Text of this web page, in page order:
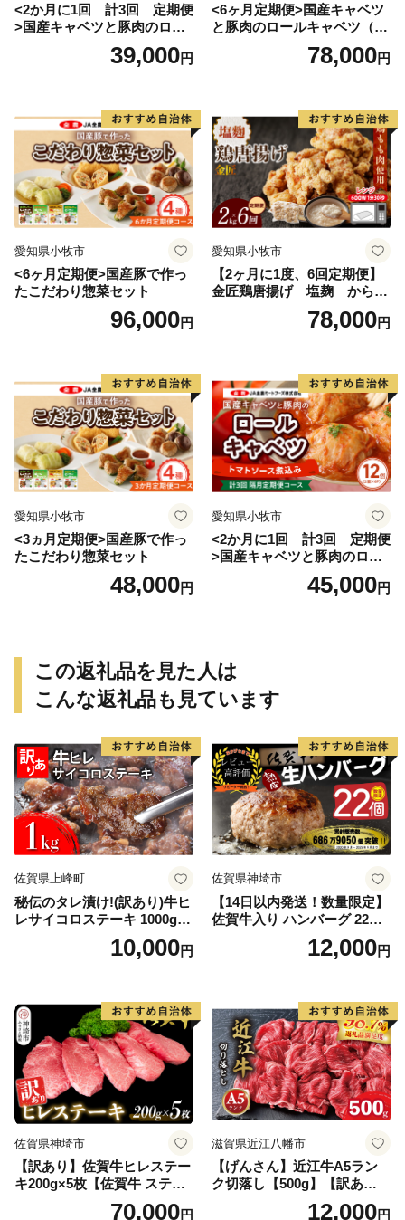
<2か月に1回 計3回 定期便
>国産キャベツと豚肉のロー
ルキャベツ（4P入り）
39,000円
<6ヶ月定期便>国産キャベツ
と豚肉のロールキャベツ（4P
78,000円
愛知県小牧市
<6ヶ月定期便>国産豚で作っ
たこだわり惣菜セット
96,000円
愛知県小牧市
【2ヶ月に1度、6回定期便】
金匠鶏唐揚げ 塩麹 からあ
78,000円
愛知県小牧市
<3ヵ月定期便>国産豚で作っ
たこだわり惣菜セット
48,000円
愛知県小牧市
<2か月に1回 計3回 定期便
>国産キャベツと豚肉のロー
ルキャベツ（6P入り）
45,000円
この返礼品を見た人は
こんな返礼品も見ています
佐賀県上峰町
秘伝のタレ漬け!(訳あり)牛ヒ
レサイコロステーキ 1000g
10,000円
佐賀県神埼市
【14日以内発送！数量限定】
佐賀牛入り ハンバーグ 22個
2.6kg(120g×22個)【佐賀牛
黒毛和牛 ブランド牛 九州 ハ
気】(H083106)
12,000円
佐賀県神埼市
【訳あり】佐賀牛ヒレステー
キ200g×5枚【佐賀牛 ステー
キ ブランド肉 ヒレ肉 フィレ
70,000円
滋賀県近江八幡市
【げんさん】近江牛A5ラン
ク切落し【500g】【訳あり】
12,000円